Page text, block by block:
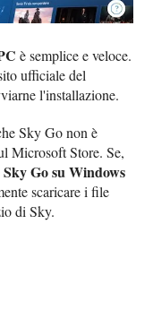
è semplice e veloce.
ufficiale del
l'installazione.
Sky Go non è
Microsoft Store. Se,
Go su Windows
scaricare i file
di Sky.